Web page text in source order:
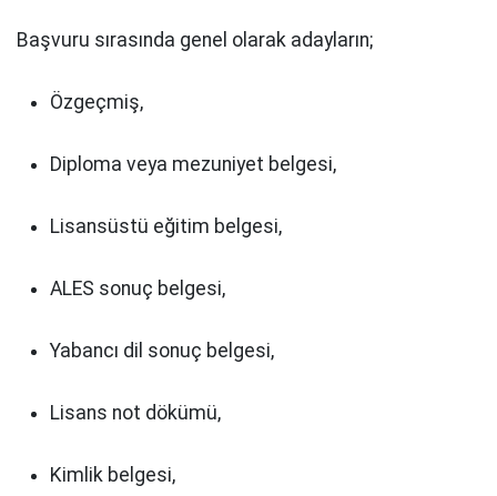
Başvuru sırasında genel olarak adayların;
Özgeçmiş,
Diploma veya mezuniyet belgesi,
Lisansüstü eğitim belgesi,
ALES sonuç belgesi,
Yabancı dil sonuç belgesi,
Lisans not dökümü,
Kimlik belgesi,